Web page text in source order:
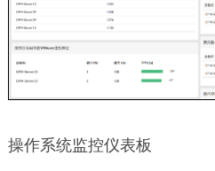
操作系统监控仪表板